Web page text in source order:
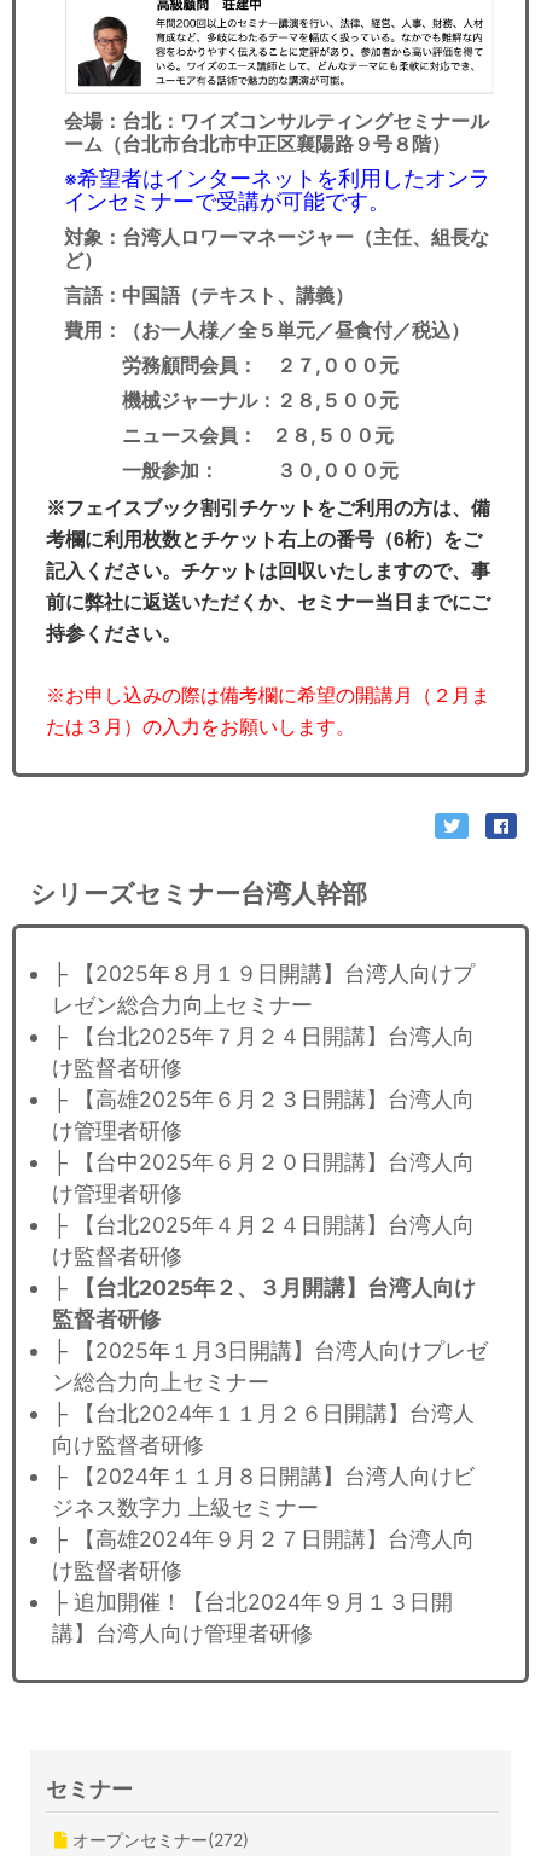
会場：台北：ワイズコンサルティングセミナール
ーム （台北市台北市中正区襄陽路９号８階）
※希望者はインターネットを利用したオンラ
インセミナーで受講が可能です。
対象：台湾人ロワーマネージャー（主任、組長な
ど）
言語：中国語（テキスト、講義）
費用：（お一人様／全５単元／昼食付／税込）
労務顧問会員： ２７,０００元
機械ジャーナル：２８,５００元
ニュース会員： ２８,５００元
一般参加： ３０,０００元
※フェイスブック割引チケットをご利用の方は、備
考欄に利用枚数とチケット右上の番号（6桁）をご
記入ください。チケットは回収いたしますので、事
前に弊社に返送いただくか、セミナー当日までにご
持参ください。
※お申し込みの際は備考欄に希望の開講月（２月ま
たは３月）の入力をお願いします。
シリーズセミナー台湾人幹部
├ 【2025年８月１９日開講】台湾人向けプ
レゼン総合力向上セミナー
├ 【台北2025年７月２４日開講】台湾人向
け監督者研修
├ 【高雄2025年６月２３日開講】台湾人向
け管理者研修
├ 【台中2025年６月２０日開講】台湾人向
け管理者研修
├ 【台北2025年４月２４日開講】台湾人向
け監督者研修
├
【台北2025年２、３月開講】台湾人向け
監督者研修
├ 【2025年１月3日開講】台湾人向けプレゼ
ン総合力向上セミナー
├ 【台北2024年１１月２６日開講】台湾人
向け監督者研修
├ 【2024年１１月８日開講】台湾人向けビ
ジネス数字力 上級セミナー
├ 【高雄2024年９月２７日開講】台湾人向
け監督者研修
├ 追加開催！【台北2024年９月１３日開
講】台湾人向け管理者研修
セミナー
オープンセミナー(272)